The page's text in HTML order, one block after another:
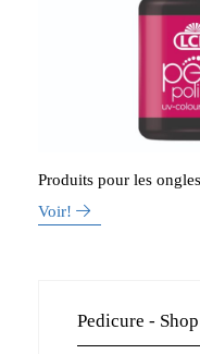
Produits pour les ongles
Voir!
Pedicure - Shop